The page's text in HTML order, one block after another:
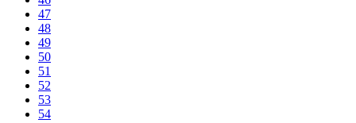
47
48
49
50
51
52
53
54